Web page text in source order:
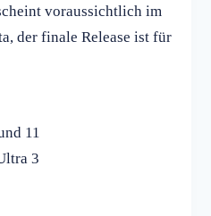
voraussichtlich im
der finale Release ist für
11
3